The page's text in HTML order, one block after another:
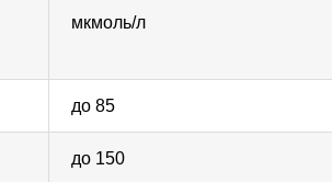
мкмоль/л
до 85
до 150